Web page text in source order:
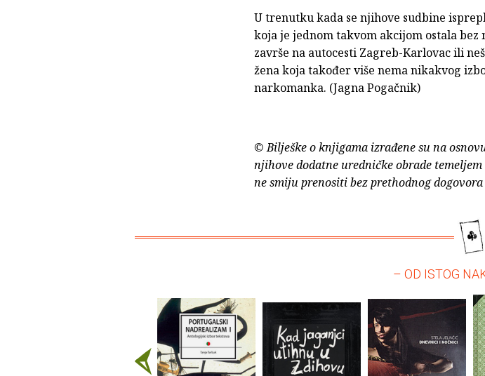
U trenutku kada se njihove sudbine
koja je jednom takvom akcijom ostala
završe na autocesti Zagreb-Karlovac ili
žena koja također više nema nikakvog
narkomanka. (Jagna Pogačnik)
© Bilješke o knjigama izrađene su na
njihove dodatne uredničke obrade
ne smiju prenositi bez prethodnog
– OD ISTOG